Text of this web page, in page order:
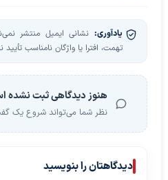
یادآوری: نشانی ایمیل منتشر
تهمت، افترا یا واژگان نامناسب
هنوز دیدگاهی ثبت نشده
نظر شما می‌تواند شروع یک
دیدگاهتان را بنویسید